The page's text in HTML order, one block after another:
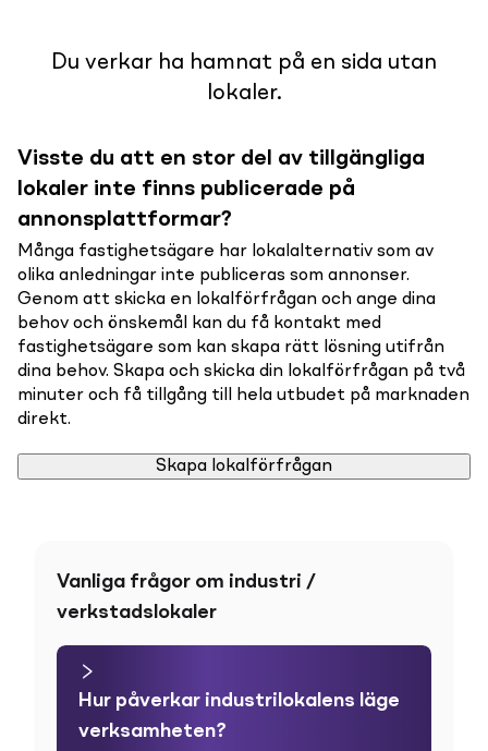
Du verkar ha hamnat på en sida utan
lokaler.
Visste du att en stor del av tillgängliga
lokaler inte finns publicerade på
annonsplattformar?
Många fastighetsägare har lokalalternativ som av
olika anledningar inte publiceras som annonser.
Genom att skicka en lokalförfrågan och ange dina
behov och önskemål kan du få kontakt med
fastighetsägare som kan skapa rätt lösning utifrån
dina behov. Skapa och skicka din lokalförfrågan på två
minuter och få tillgång till hela utbudet på marknaden
direkt.
Skapa lokalförfrågan
Vanliga frågor om industri /
verkstadslokaler
Hur påverkar industrilokalens läge
verksamheten?